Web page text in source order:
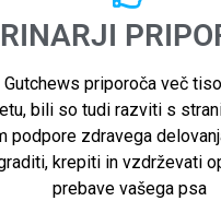
Gutchews priporoča več
bili so tudi razviti s
podpore zdravega
krepiti in vzdrževati
prebave vašega psa